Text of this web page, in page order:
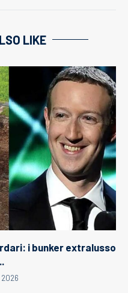
LIKE
i bunker extralusso